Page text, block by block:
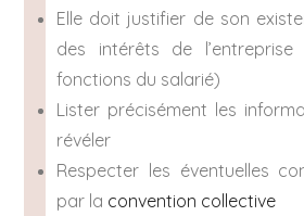
Elle doit justifier de son
des intérêts de
fonctions du salarié)
Lister précisément les
révéler
Respecter les éventuelles
par la convention collective